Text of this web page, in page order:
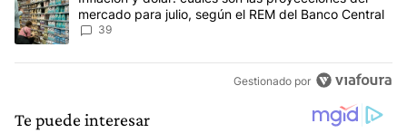
mercado para julio, según el REM del Banco Central
39
Gestionado por